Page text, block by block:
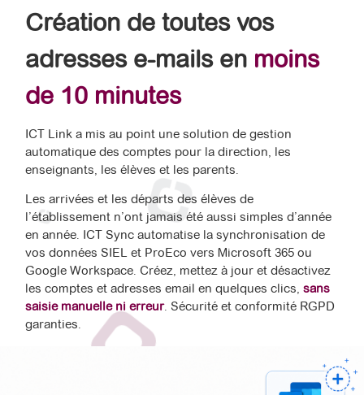
Création de toutes vos
adresses e-mails en moins
de 10 minutes
ICT Link a mis au point une solution de gestion
automatique des comptes pour la direction, les
enseignants, les élèves et les parents.
Les arrivées et les départs des élèves de
l’établissement n’ont jamais été aussi simples d’année
en année. ICT Sync automatise la synchronisation de
vos données SIEL et ProEco vers Microsoft 365 ou
Google Workspace. Créez, mettez à jour et désactivez
les comptes et adresses email en quelques clics, sans
saisie manuelle ni erreur. Sécurité et conformité RGPD
garanties.